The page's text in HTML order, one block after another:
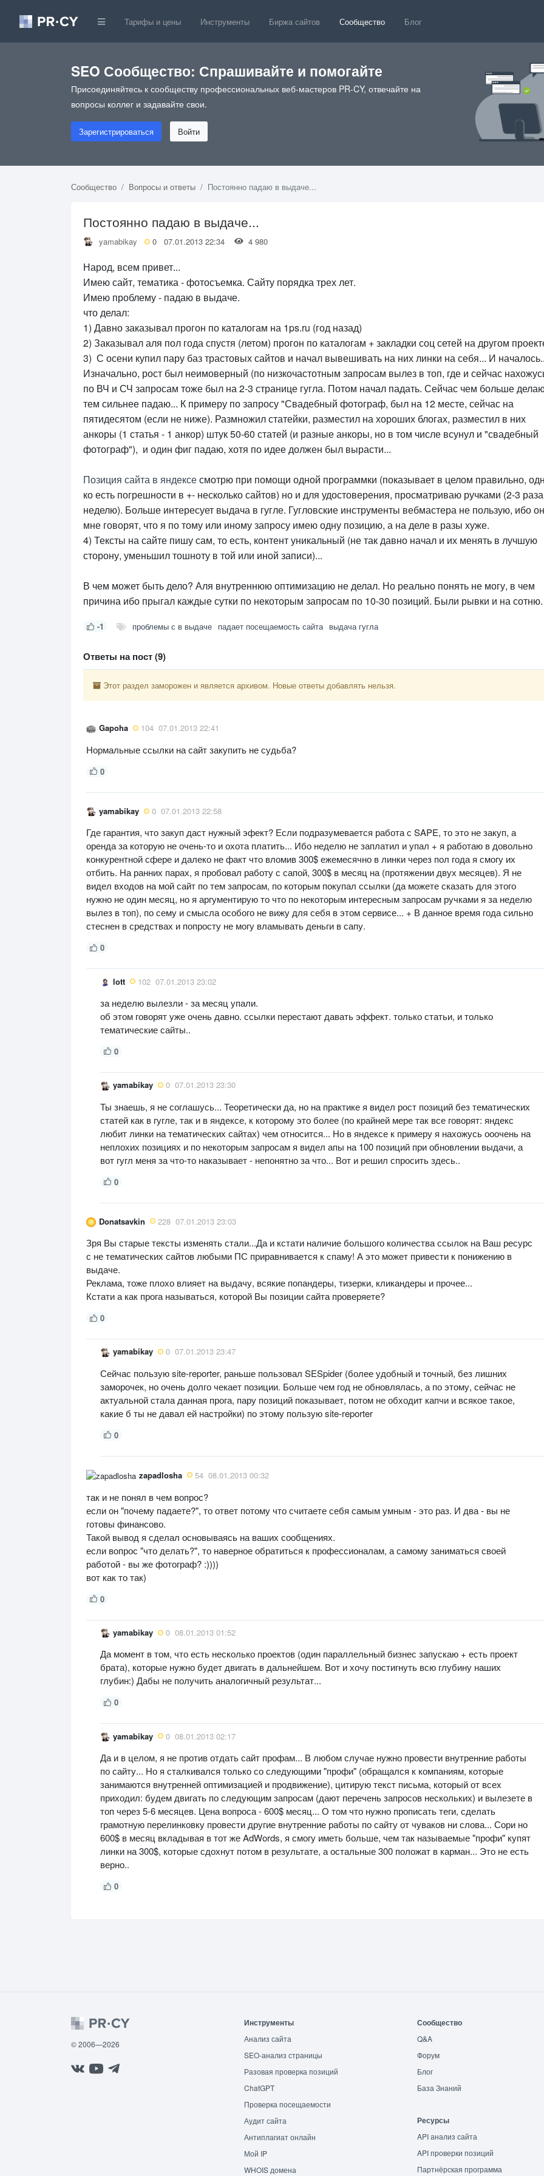
Тарифы и цены Инструменты Биржа сайтов Сообщество Блог
SEO Сообщество: Спрашивайте и помогайте
Присоединяйтесь к сообществу профессиональных веб-мастеров PR-CY, отвечайте на
вопросы коллег и задавайте свои.
Зарегистрироваться Войти
Сообщество Вопросы и ответы Постоянно падаю в выдаче...
Постоянно падаю в выдаче...
yamabikay 0 07.01.2013 22:34 4 980
Народ, всем привет...
Имею сайт, тематика - фотосъемка. Сайту порядка трех лет.
Имею проблему - падаю в выдаче.
что делал:
1) Давно заказывал прогон по каталогам на 1ps.ru (год назад)
2) Заказывал аля пол года спустя (летом) прогон по каталогам + закладки соц сетей на другом
3) С осени купил пару баз трастовых сайтов и начал вывешивать на них линки на себя... И началось..
Изначально, рост был неимоверный (по низкочастотным запросам вылез в топ, где и сейчас
по ВЧ и СЧ запросам тоже был на 2-3 странице гугла. Потом начал падать. Сейчас чем больше
тем сильнее падаю... К примеру по запросу "Свадебный фотограф, был на 12 месте, сейчас на
пятидесятом (если не ниже). Размножил статейки, разместил на хороших блогах, разместил в них
анкоры (1 статья - 1 анкор) штук 50-60 статей (и разные анкоры, но в том числе всунул и "свадебный
фотограф"), и один фиг падаю, хотя по идее должен был вырасти...
Позиция сайта в яндексесмотрю при помощи одной программки (показывает в целом правильно,
ко есть погрешности в +- несколько сайтов) но и для удостоверения, просматриваю ручками (2-3
неделю). Больше интересует выдача в гугле. Гугловские инструменты вебмастера не пользую, ибо
мне говорят, что я по тому или иному запросу имею одну позицию, а на деле в разы хуже.
4) Тексты на сайте пишу сам, то есть, контент уникальный (не так давно начал и их менять в лучшую
сторону, уменьшил тошноту в той или иной записи)...
В чем может быть дело? Аля внутреннюю оптимизацию не делал. Но реально понять не могу, в чем
причина ибо прыгал каждые сутки по некоторым запросам по 10-30 позиций. Были рывки и на сотню.
-1 проблемы с в выдаче падает посещаемость сайта выдача гугла
Ответы на пост (9)
Этот раздел заморожен и является архивом. Новые ответы добавлять нельзя.
Gapoha 104 07.01.2013 22:41
Нормальные ссылки на сайт закупить не судьба?
0
yamabikay 0 07.01.2013 22:58
Где гарантия, что закуп даст нужный эфект? Если подразумевается работа с SAPE, то это не закуп, а
оренда за которую не очень-то и охота платить... Ибо неделю не заплатил и упал + я работаю в довольно
конкурентной сфере и далеко не факт что вломив 300$ ежемесячно в линки через пол года я смогу их
отбить. На ранних парах, я пробовал работу с сапой, 300$ в месяц на (протяжении двух месяцев). Я не
видел входов на мой сайт по тем запросам, по которым покупал ссылки (да можете сказать для этого
нужно не один месяц, но я аргументирую то что по некоторым интересным запросам ручками я за неделю
вылез в топ), по сему и смысла особого не вижу для себя в этом сервисе... + В данное время года сильно
стеснен в средствах и попросту не могу вламывать деньги в сапу.
0
lott 102 07.01.2013 23:02
за неделю вылезли - за месяц упали.
об этом говорят уже очень давно. ссылки перестают давать эффект. только статьи, и только
тематические сайты..
0
yamabikay 0 07.01.2013 23:30
Ты знаешь, я не соглашусь... Теоретически да, но на практике я видел рост позиций без тематических
статей как в гугле, так и в яндексе, к которому это более (по крайней мере так все говорят: яндекс
любит линки на тематических сайтах) чем относится... Но в яндексе к примеру я нахожусь ооочень на
неплохих позициях и по некоторым запросам я видел апы на 100 позиций при обновлении выдачи, а
вот гугл меня за что-то наказывает - непонятно за что... Вот и решил спросить здесь..
0
Donatsavkin 228 07.01.2013 23:03
Зря Вы старые тексты изменять стали...Да и кстати наличие большого количества ссылок на Ваш ресурс
с не тематических сайтов любыми ПС приравнивается к спаму! А это может привести к понижению в
выдаче.
Реклама, тоже плохо влияет на выдачу, всякие попандеры, тизерки, кликандеры и прочее...
Кстати а как прога называться, которой Вы позиции сайта проверяете?
0
yamabikay 0 07.01.2013 23:47
Сейчас пользую site-reporter, раньше пользовал SESpider (более удобный и точный, без лишних
заморочек, но очень долго чекает позиции. Больше чем год не обновлялась, а по этому, сейчас не
актуальной стала данная прога, пару позиций показывает, потом не обходит капчи и всякое такое,
какие б ты не давал ей настройки) по этому пользую site-reporter
0
zapadlosha 54 08.01.2013 00:32
так и не понял в чем вопрос?
если он "почему падаете?", то ответ потому что считаете себя самым умным - это раз. И два - вы не
готовы финансово.
Такой вывод я сделал основываясь на ваших сообщениях.
если вопрос "что делать?", то наверное обратиться к профессионалам, а самому заниматься своей
работой - вы же фотограф? :))))
вот как то так)
0
yamabikay 0 08.01.2013 01:52
Да момент в том, что есть несколько проектов (один параллельный бизнес запускаю + есть проект
брата), которые нужно будет двигать в дальнейшем. Вот и хочу постигнуть всю глубину наших
глубин:) Дабы не получить аналогичный результат...
0
yamabikay 0 08.01.2013 02:17
Да и в целом, я не против отдать сайт профам... В любом случае нужно провести внутренние работы
по сайту... Но я сталкивался только со следующими "профи" (обращался к компаниям, которые
занимаются внутренней оптимизацией и продвижение), цитирую текст письма, который от всех
приходил: будем двигать по следующим запросам (дают перечень запросов нескольких) и вылезете в
топ через 5-6 месяцев. Цена вопроса - 600$ месяц... О том что нужно прописать теги, сделать
грамотную перелинковку провести другие внутренние работы по сайту от чуваков ни слова... Сори но
600$ в месяц вкладывая в тот же AdWords, я смогу иметь больше, чем так называемые "профи" купят
линки на 300$, которые сдохнут потом в результате, а остальные 300 положат в карман... Это не есть
верно..
0
© 2006—2026
Инструменты
Анализ сайта
SEO-анализ страницы
Разовая проверка позиций
ChatGPT
Проверка посещаемости
Аудит сайта
Антиплагиат онлайн
Мой IP
WHOIS домена
Сообщество
Q&A
Форум
Блог
База Знаний
Ресурсы
API анализ сайта
API проверки позиций
Партнёрская программа